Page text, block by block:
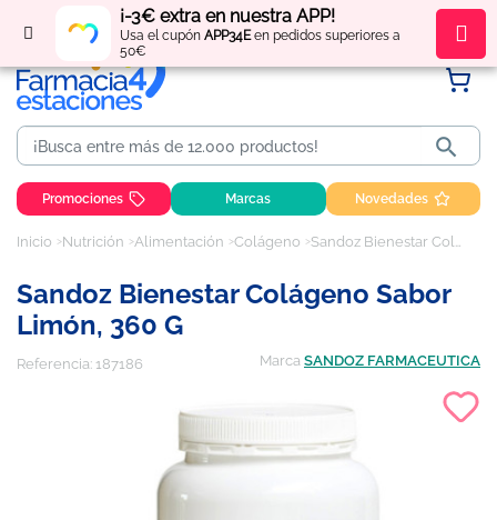
¡-3€ extra en nuestra APP!
Usa el cupón APP34Een pedidos superiores a
50€
Regístratey obténpuntos por tus compras

Promociones Marcas Novedades
Inicio Nutrición Alimentación Colágeno Sandoz Bienestar Colágeno Sabor Limón, 360 g
Sandoz Bienestar Colágeno Sabor
Limón, 360 G
Referencia: 187186 Marca SANDOZ FARMACEUTICA